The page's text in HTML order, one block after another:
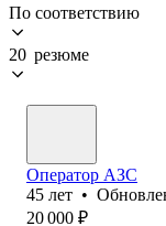
По соответствию
20 резюме
Оператор АЗС
45 лет •
20 000 ₽